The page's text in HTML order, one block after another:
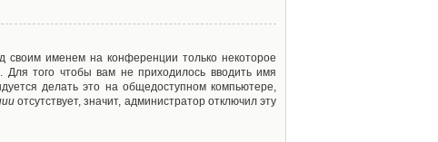
своим именем на конференции только некоторое
Для того чтобы вам не приходилось вводить имя
делать это на общедоступном компьютере,
отсутствует, значит, администратор отключил эту